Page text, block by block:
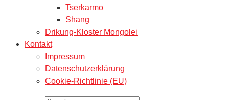
Tserkarmo
Shang
Drikung-Kloster Mongolei
Kontakt
Impressum
Datenschutzerklärung
Cookie-Richtlinie (EU)